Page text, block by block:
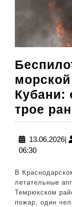
Кубани:
трое
13.06.2026|
06:30
В
летательные
Темрюкском
пожар, один